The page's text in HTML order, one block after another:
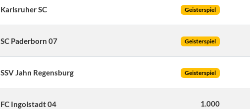
Karlsruher SC Geisterspiel
SC Paderborn 07 Geisterspiel
SSV Jahn Regensburg Geisterspiel
FC Ingolstadt 04 1.000